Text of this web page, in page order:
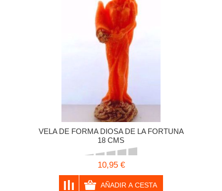
VELA DE FORMA DIOSA DE LA FORTUNA
18 CMS
10,95 €